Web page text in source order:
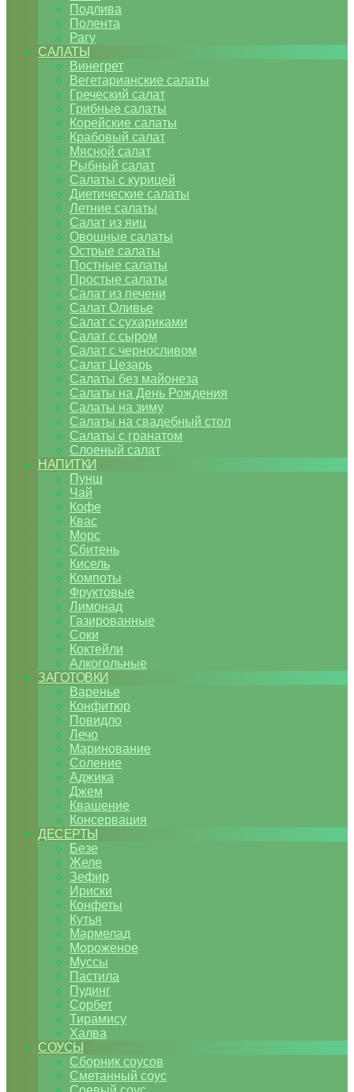
Подлива
Полента
Рагу
САЛАТЫ
Винегрет
Вегетарианские салаты
Греческий салат
Грибные салаты
Корейские салаты
Крабовый салат
Мясной салат
Рыбный салат
Салаты с курицей
Диетические салаты
Летние салаты
Салат из яиц
Овощные салаты
Острые салаты
Постные салаты
Простые салаты
Салат из печени
Салат Оливье
Салат с сухариками
Салат с сыром
Салат с черносливом
Салат Цезарь
Салаты без майонеза
Салаты на День Рождения
Салаты на зиму
Салаты на свадебный стол
Салаты с гранатом
Слоеный салат
НАПИТКИ
Пунш
Чай
Кофе
Квас
Морс
Сбитень
Кисель
Компоты
Фруктовые
Лимонад
Газированные
Соки
Коктейли
Алкогольные
ЗАГОТОВКИ
Варенье
Конфитюр
Повидло
Лечо
Маринование
Соление
Аджика
Джем
Квашение
Консервация
ДЕСЕРТЫ
Безе
Желе
Зефир
Ириски
Конфеты
Кутья
Мармелад
Мороженое
Муссы
Пастила
Пудинг
Сорбет
Тирамису
Халва
СОУСЫ
Сборник соусов
Сметанный соус